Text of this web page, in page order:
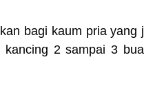
bagi kaum pria yang
2 sampai 3